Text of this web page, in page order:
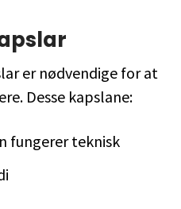
er nødvendige for at
Desse kapslane:
fungerer teknisk